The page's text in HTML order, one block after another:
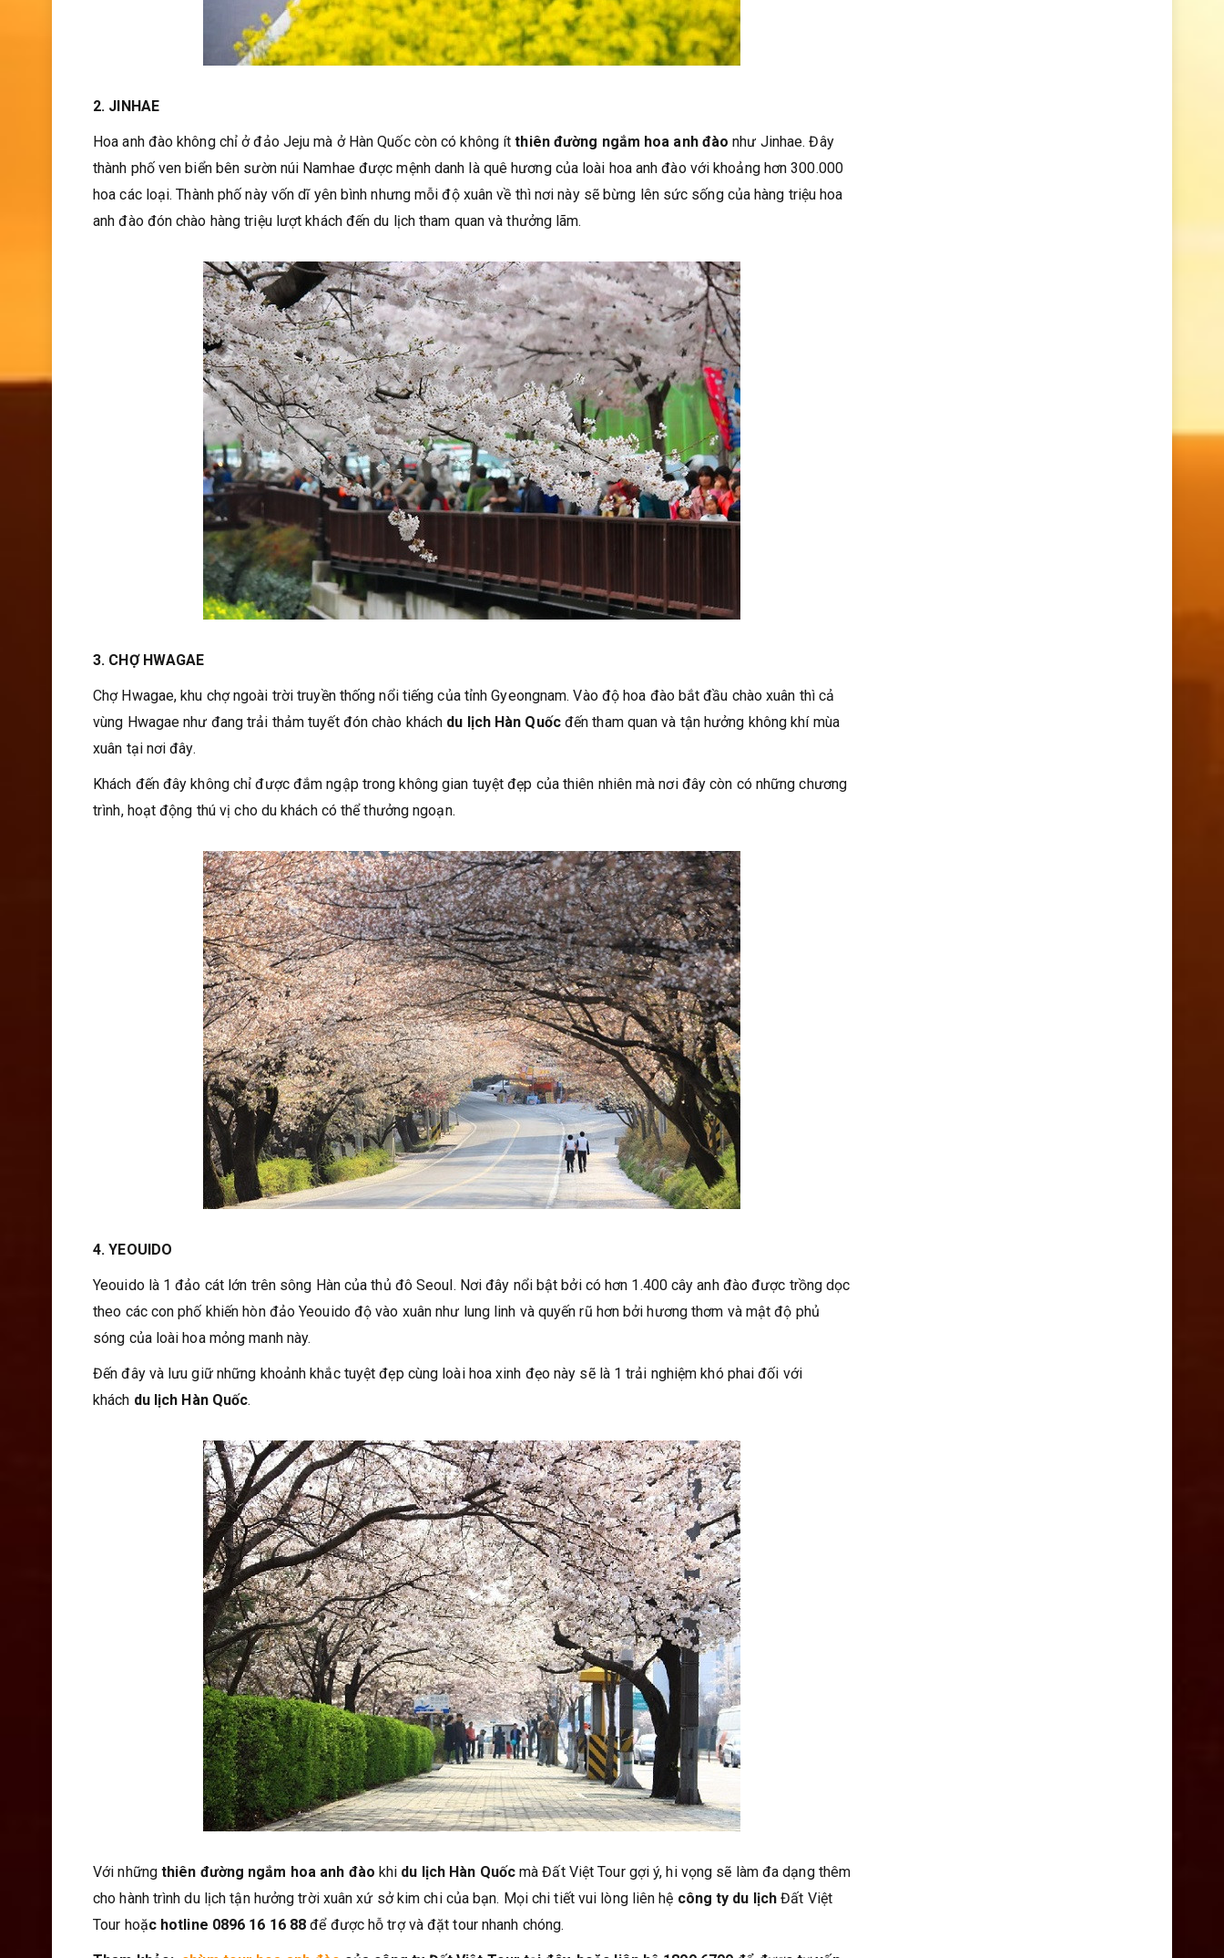
2. JINHAE
Hoa anh đào không chỉ ở đảo Jeju mà ở Hàn Quốc còn có không ítthiên đường ngắm hoa anh đào như Jinhae. Đây
thành phố ven biển bên sườn núi Namhae được mệnh danh là quê hương của loài hoa anh đào với khoảng hơn 300.000
hoa các loại. Thành phố này vốn dĩ yên bình nhưng mỗi độ xuân về thì nơi này sẽ bừng lên sức sống của hàng triệu hoa
anh đào đón chào hàng triệu lượt khách đến du lịch tham quan và thưởng lãm.
3. CHỢ HWAGAE
Chợ Hwagae, khu chợ ngoài trời truyền thống nổi tiếng của tỉnh Gyeongnam. Vào độ hoa đào bắt đầu chào xuân thì cả
vùng Hwagae như đang trải thảm tuyết đón chào khách du lịch Hàn Quốcđến tham quan và tận hưởng không khí mùa
xuân tại nơi đây.
Khách đến đây không chỉ được đắm ngập trong không gian tuyệt đẹp của thiên nhiên mà nơi đây còn có những chương
trình, hoạt động thú vị cho du khách có thể thưởng ngoạn.
4. YEOUIDO
Yeouido là 1 đảo cát lớn trên sông Hàn của thủ đô Seoul. Nơi đây nổi bật bởi có hơn 1.400 cây anh đào được trồng dọc
theo các con phố khiến hòn đảo Yeouido độ vào xuân như lung linh và quyến rũ hơn bởi hương thơm và mật độ phủ
sóng của loài hoa mỏng manh này.
Đến đây và lưu giữ những khoảnh khắc tuyệt đẹp cùng loài hoa xinh đẹo này sẽ là 1 trải nghiệm khó phai đối với
khách du lịch Hàn Quốc.
Với những thiên đường ngắm hoa anh đào khi du lịch Hàn Quốcmà Đất Việt Tour gợi ý, hi vọng sẽ làm đa dạng thêm
cho hành trình du lịch tận hưởng trời xuân xứ sở kim chi của bạn. Mọi chi tiết vui lòng liên hệ công ty du lịchĐất Việt
Tour hoặc hotline 0896 16 16 88để được hỗ trợ và đặt tour nhanh chóng.